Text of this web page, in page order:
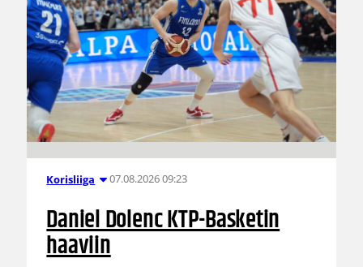
Korisliiga 07.08.2026 09:23
Daniel Dolenc KTP-Basketin
haaviin